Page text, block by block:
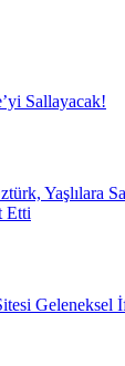
Sallayacak!
Yaşlılara
Etti
Geleneksel